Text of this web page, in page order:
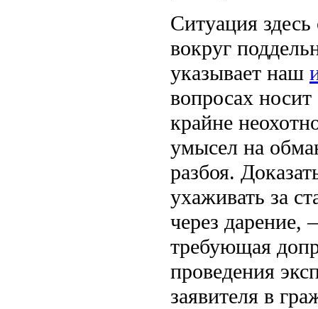
Ситуация здесь
вокруг
указывает наш
вопросах носит
крайне
умысел на
разбоя.
ухаживать за
через дарение,
требующая
проведения
заявителя в